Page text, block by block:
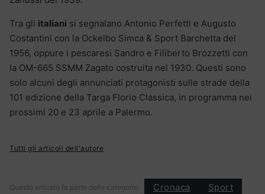
Tra gli italiani si segnalano Antonio Perfetti e Augusto
Costantini con la Ockelbo Simca & Sport Barchetta del
1956, oppure i pescaresi Sandro e Filiberto Brozzetti con
la OM-665 SSMM Zagato costruita nel 1930. Questi sono
solo alcuni degli annunciati protagonisti sulle strade della
101 edizione della Targa Florio Classica, in programma nei
prossimi 20 e 23 aprile a Palermo.
Tutti gli articoli dell'autore
Questo articolo fa parte delle categorie: Cronaca Sport